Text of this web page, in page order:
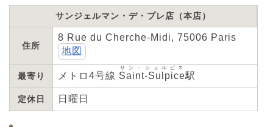
サンジェルマン・デ・プレ店（本店）
住所
8 Rue du Cherche-Midi, 75006 Paris
地図
最寄り メトロ4号線 Saint-Sulpice
サン・シュルピス
駅
定休日 日曜日